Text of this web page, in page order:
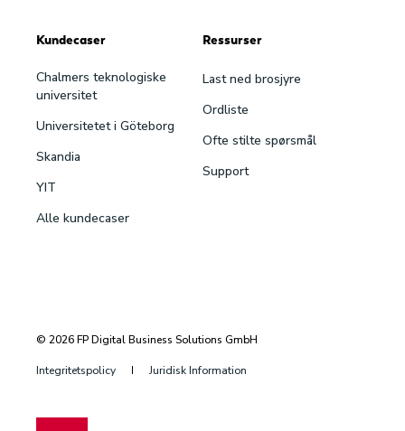
Kundecaser
Chalmers teknologiske
universitet
Universitetet i Göteborg
Skandia
YIT
Alle kundecaser
Ressurser
Last ned brosjyre
Ordliste
Ofte stilte spørsmål
Support
© 2026 FP Digital Business Solutions GmbH
Integritetspolicy Juridisk Information